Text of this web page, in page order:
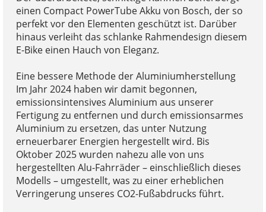
einen Compact PowerTube Akku von Bosch, der so
perfekt vor den Elementen geschützt ist. Darüber
hinaus verleiht das schlanke Rahmendesign diesem
E-Bike einen Hauch von Eleganz.
Eine bessere Methode der Aluminiumherstellung
Im Jahr 2024 haben wir damit begonnen,
emissionsintensives Aluminium aus unserer
Fertigung zu entfernen und durch emissionsarmes
Aluminium zu ersetzen, das unter Nutzung
erneuerbarer Energien hergestellt wird. Bis
Oktober 2025 wurden nahezu alle von uns
hergestellten Alu-Fahrräder – einschließlich dieses
Modells – umgestellt, was zu einer erheblichen
Verringerung unseres CO2-Fußabdrucks führt.